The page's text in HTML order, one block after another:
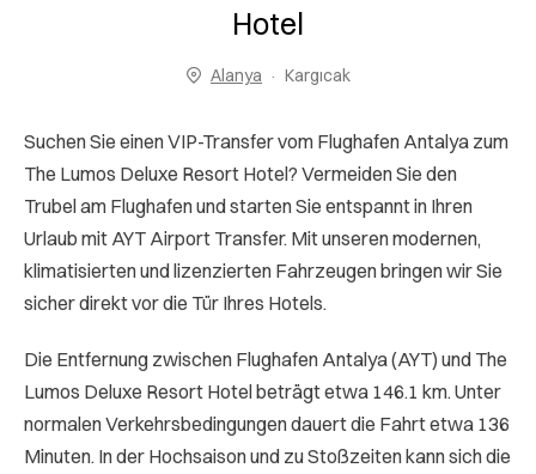
Hotel
Alanya Kargıcak
Suchen Sie einen VIP-Transfer vom Flughafen Antalya zum
The Lumos Deluxe Resort Hotel? Vermeiden Sie den
Trubel am Flughafen und starten Sie entspannt in Ihren
Urlaub mit AYT Airport Transfer. Mit unseren modernen,
klimatisierten und lizenzierten Fahrzeugen bringen wir Sie
sicher direkt vor die Tür Ihres Hotels.
Die Entfernung zwischen Flughafen Antalya (AYT) und The
Lumos Deluxe Resort Hotel beträgt etwa 146.1 km. Unter
normalen Verkehrsbedingungen dauert die Fahrt etwa 136
Minuten. In der Hochsaison und zu Stoßzeiten kann sich die